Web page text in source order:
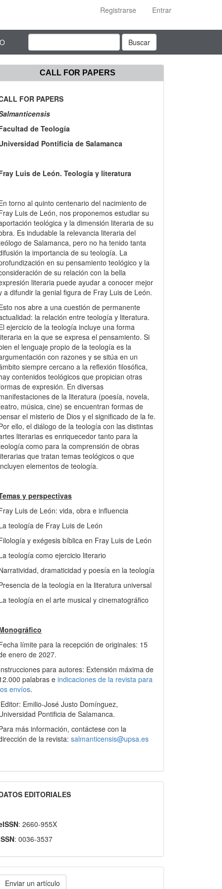
Registrarse Entrar
Buscar
CALL FOR PAPERS
FOR PAPERS
de Teología
Pontificia de Salamanca
Luis de León. Teología y literatura
torno al quinto centenario del nacimiento de
Luis de León, nos proponemos estudiar su
teológica y la dimensión literaria de su
Es indudable la relevancia literaria del
de Salamanca, pero no ha tenido tanta
la importancia de su teología. La
en su pensamiento teológico y la
de su relación con la bella
literaria puede ayudar a conocer mejor
a difundir la genial figura de Fray Luis de León.
nos abre a una cuestión de permanente
la relación entre teología y literatura.
ejercicio de la teología incluye una forma
en la que se expresa el pensamiento. Si
el lenguaje propio de la teología es la
con razones y se sitúa en un
siempre cercano a la reflexión filosófica,
contenidos teológicos que propician otras
de expresión. En diversas
de la literatura (poesía, novela,
música, cine) se encuentran formas de
el misterio de Dios y el significado de la fe.
ello, el diálogo de la teología con las distintas
literarias es enriquecedor tanto para la
como para la comprensión de obras
que tratan temas teológicos o que
elementos de teología.
y perspectivas
Luis de León: vida, obra e influencia
teología de Fray Luis de León
y exégesis bíblica en Fray Luis de León
teología como ejercicio literario
dramaticidad y poesía en la teología
de la teología en la literatura universal
teología en el arte musical y cinematográfico
límite para la recepción de originales: 15
enero de 2027.
para autores: Extensión máxima de
palabras e indicaciones de la revista para
envíos.
Emilio-José Justo Domínguez,
Pontificia de Salamanca.
más información, contáctese con la
de la revista: salmanticensis@upsa.es
EDITORIALES
: 2660-955X
: 0036-3537
Enviar un artículo